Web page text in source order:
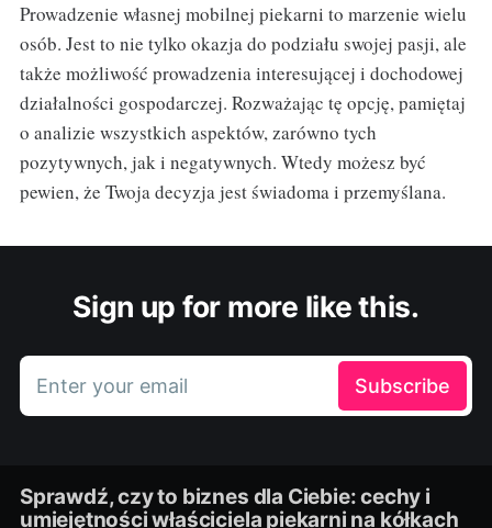
Prowadzenie własnej mobilnej piekarni to marzenie wielu
osób. Jest to nie tylko okazja do podziału swojej pasji, ale
także możliwość prowadzenia interesującej i dochodowej
działalności gospodarczej. Rozważając tę opcję, pamiętaj
o analizie wszystkich aspektów, zarówno tych
pozytywnych, jak i negatywnych. Wtedy możesz być
pewien, że Twoja decyzja jest świadoma i przemyślana.
Sign up for more like this.
Enter your email Subscribe
Sprawdź, czy to biznes dla Ciebie: cechy i
umiejętności właściciela piekarni na kółkach